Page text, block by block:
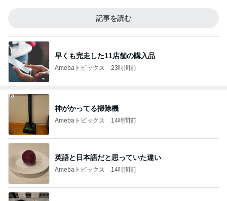
記事を読む
早くも完走した11店舗の購入品
Amebaトピックス 23時間前
神がかってる掃除機
Amebaトピックス 14時間前
英語と日本語だと思っていた違い
Amebaトピックス 14時間前